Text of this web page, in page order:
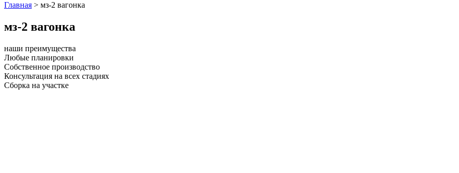
Главная > мз-2 вагонка
мз-2 вагонка
наши преимущества
Любые планировки
Собственное производство
Консультация на всех стадиях
Сборка на участке